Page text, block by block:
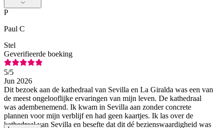
P
Paul C
Stel
Geverifieerde boeking
5/5
Jun 2026
Dit bezoek aan de kathedraal van Sevilla en La Giralda was een van
de meest ongelooflijke ervaringen van mijn leven. De kathedraal
was adembenemend. Ik kwam in Sevilla aan zonder concrete
plannen voor mijn verblijf en had geen kaartjes. Ik las over de
kathedraal van Sevilla en besefte dat dit dé bezienswaardigheid was